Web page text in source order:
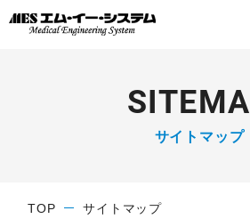
SITEMA
サイトマップ
TOP サイトマップ